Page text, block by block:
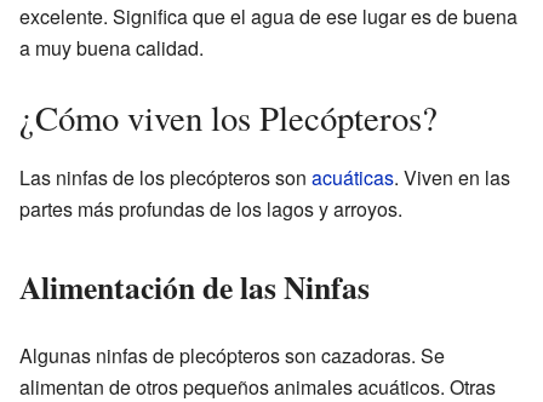
excelente. Significa que el agua de ese lugar es de buena
a muy buena calidad.
¿Cómo viven los Plecópteros?
Las ninfas de los plecópteros son acuáticas. Viven en las
partes más profundas de los lagos y arroyos.
Alimentación de las Ninfas
Algunas ninfas de plecópteros son cazadoras. Se
alimentan de otros pequeños animales acuáticos. Otras